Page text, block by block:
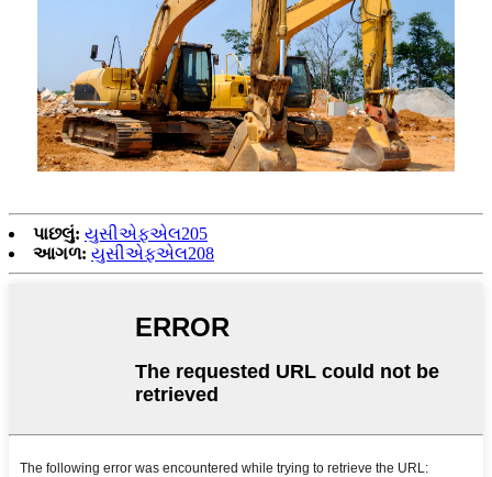
પાછલું: યુસીએફએલ205
આગળ: યુસીએફએલ208